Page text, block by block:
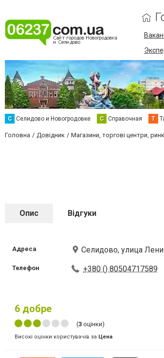
С Селидово и Новогродовке С Справочная Т
Головна Довідник Магазини, торгові центри,
Опис Відгуки
Адреса Селидово, улица
Телефон +380 () 80504717589
6 добре
(3 оцінки)
Високі оцінки користувачів за Цена